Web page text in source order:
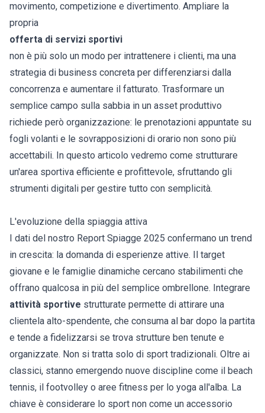
movimento, competizione e divertimento. Ampliare la
propria
offerta di servizi sportivi
non è più solo un modo per intrattenere i clienti, ma una
strategia di business concreta per differenziarsi dalla
concorrenza e aumentare il fatturato. Trasformare un
semplice campo sulla sabbia in un asset produttivo
richiede però organizzazione: le prenotazioni appuntate su
fogli volanti e le sovrapposizioni di orario non sono più
accettabili. In questo articolo vedremo come strutturare
un'area sportiva efficiente e profittevole, sfruttando gli
strumenti digitali per gestire tutto con semplicità.
L'evoluzione della spiaggia attiva
I dati del nostro Report Spiagge 2025 confermano un trend
in crescita: la domanda di esperienze attive. Il target
giovane e le famiglie dinamiche cercano stabilimenti che
offrano qualcosa in più del semplice ombrellone. Integrare
attività sportive strutturate permette di attirare una
clientela alto-spendente, che consuma al bar dopo la partita
e tende a fidelizzarsi se trova strutture ben tenute e
organizzate. Non si tratta solo di sport tradizionali. Oltre ai
classici, stanno emergendo nuove discipline come il beach
tennis, il footvolley o aree fitness per lo yoga all'alba. La
chiave è considerare lo sport non come un accessorio